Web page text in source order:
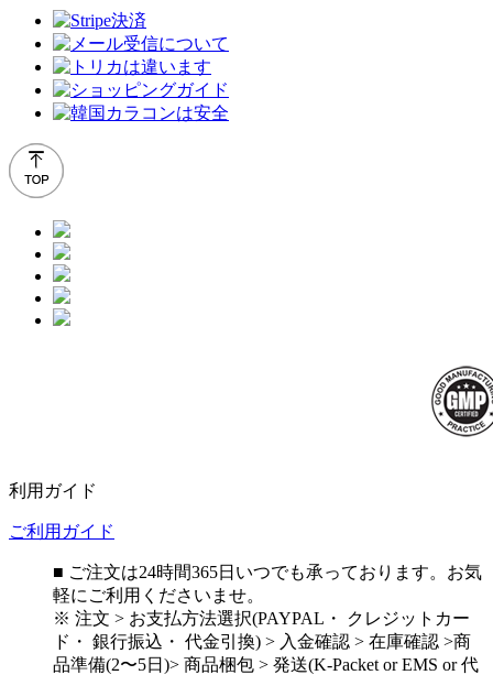
利用ガイド
ご利用ガイド
■ ご注文は24時間365日いつでも承っております。お気
軽にご利用くださいませ。
※ 注文 > お支払方法選択(PAYPAL・ クレジットカー
ド・ 銀行振込・ 代金引換) > 入金確認 > 在庫確認 >商
品準備(2〜5日)> 商品梱包 > 発送(K-Packet or EMS or 代